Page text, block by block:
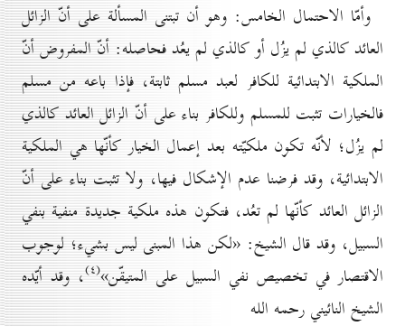
وأمّا الاحتمال الخامس: وهو أن تبتنی المسألة على أنّ الزائل
العائد كالذي لم يزُل أو كالذي لم يعُد فحاصله: أنّ المفروض أنّ
الملكية الابتدائية للكافر لعبد مسلم ثابتة، فإذا باعه من مسلم
فالخيارات تثبت للمسلم وللكافر بناء على أنّ الزائل العائد كالذي
لم يزُل؛ لأنّه تكون ملكيّته بعد إعمال الخيار كأنّها هي الملكية
الابتدائية، وقد فرضنا عدم الإشكال فيها، ولا تثبت بناء على أنّ
الزائل العائد كأنّها لم تعُد، فتكون هذه ملكية جديدة منفية بنفي
السبيل، وقد قال الشيخ: «لكن هذا المبنی ليس بشيء؛ لوجوب
الاقتصار في تخصيص نفي السبيل على المتيقّن»(٤) ، وقد أيّده
الشيخ النائيني رحمه الله